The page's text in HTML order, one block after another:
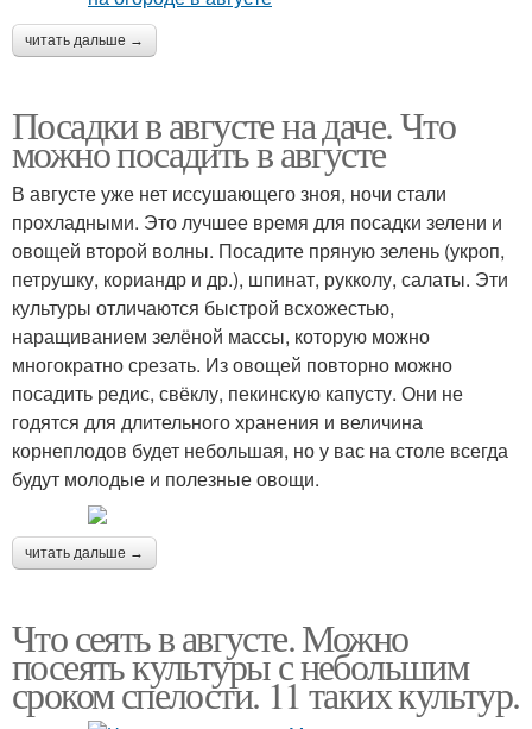
читать дальше →
Посадки в августе на даче. Что
можно посадить в августе
В августе уже нет иссушающего зноя, ночи стали
прохладными. Это лучшее время для посадки зелени и
овощей второй волны. Посадите пряную зелень (укроп,
петрушку, кориандр и др.), шпинат, рукколу, салаты. Эти
культуры отличаются быстрой всхожестью,
наращиванием зелёной массы, которую можно
многократно срезать. Из овощей повторно можно
посадить редис, свёклу, пекинскую капусту. Они не
годятся для длительного хранения и величина
корнеплодов будет небольшая, но у вас на столе всегда
будут молодые и полезные овощи.
читать дальше →
Что сеять в августе. Можно
посеять культуры с небольшим
сроком спелости. 11 таких культур.